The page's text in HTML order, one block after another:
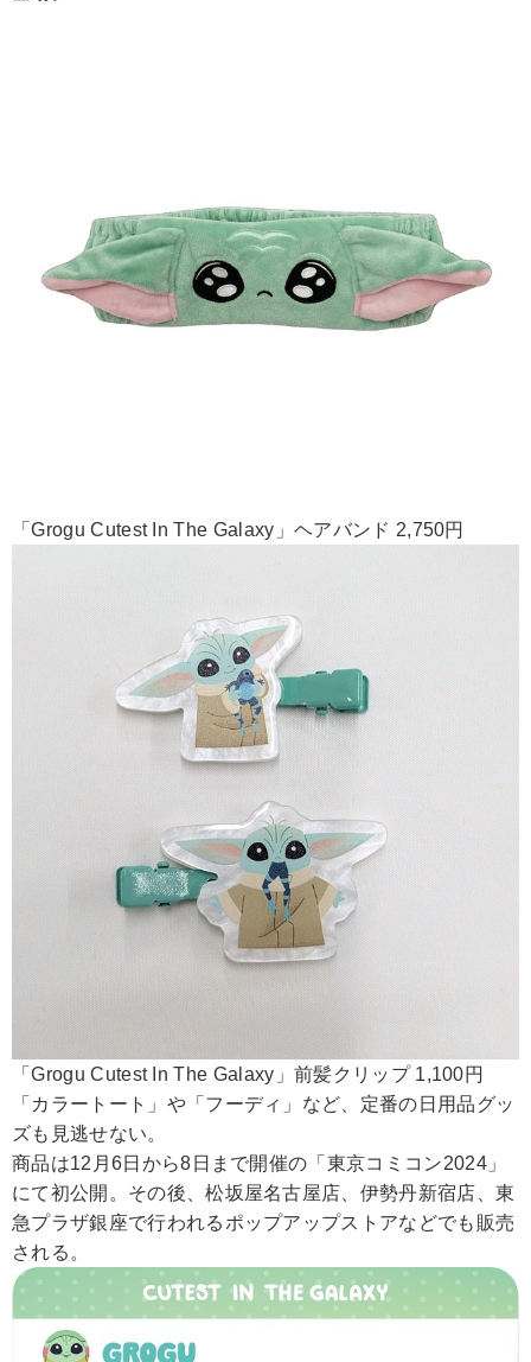
「Grogu Cutest In The Galaxy」ヘアバンド 2,750円
「Grogu Cutest In The Galaxy」前髪クリップ 1,100円
「カラートート」や「フーディ」など、定番の日用品グッ
ズも見逃せない。
商品は12月6日から8日まで開催の「東京コミコン2024」
にて初公開。その後、松坂屋名古屋店、伊勢丹新宿店、東
急プラザ銀座で行われるポップアップストアなどでも販売
される。